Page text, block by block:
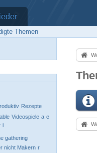
Themen
Rezepte
Videospiele a e
i
gathering
nicht Makern r